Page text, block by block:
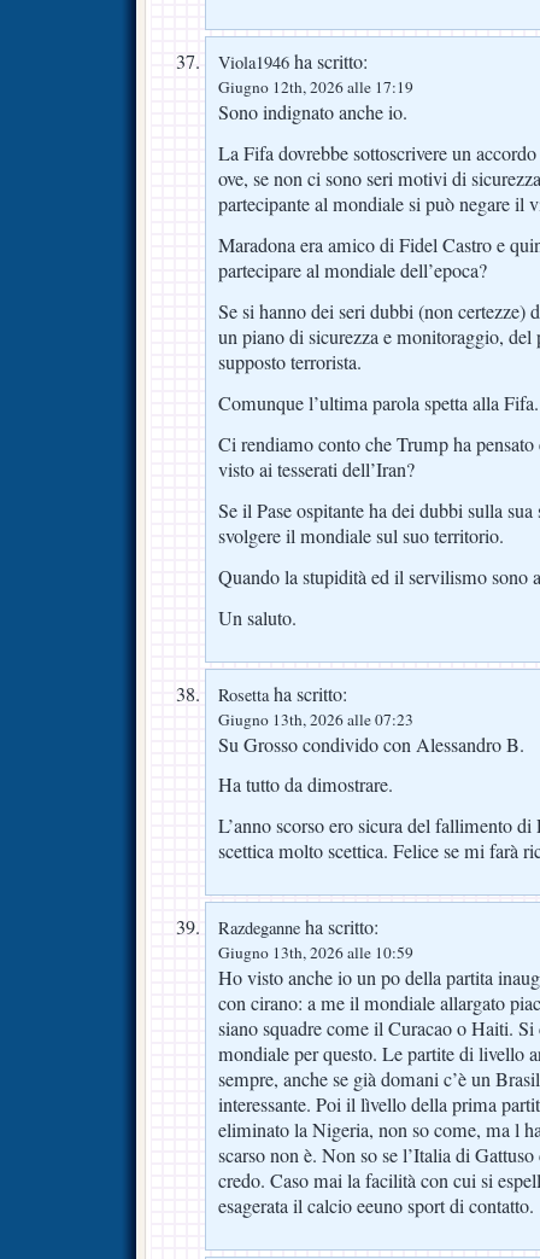
Viola1946 ha scritto:
Giugno 12th, 2026 alle 17:19
Sono indignato anche io.
La Fifa dovrebbe sottoscrivere un
ove, se non ci sono seri motivi di
partecipante al mondiale si può negare il
Maradona era amico di Fidel Castro e
partecipare al mondiale dell’epoca?
Se si hanno dei seri dubbi (non certezze)
un piano di sicurezza e monitoraggio,
supposto terrorista.
Comunque l’ultima parola spetta alla Fifa.
Ci rendiamo conto che Trump ha
visto ai tesserati dell’Iran?
Se il Pase ospitante ha dei dubbi sulla
svolgere il mondiale sul suo territorio.
Quando la stupidità ed il servilismo sono
Un saluto.
Rosettaha scritto:
Giugno 13th, 2026 alle 07:23
Su Grosso condivido con Alessandro B.
Ha tutto da dimostrare.
L’anno scorso ero sicura del fallimento di
scettica molto scettica. Felice se mi farà
Razdeganne ha scritto:
Giugno 13th, 2026 alle 10:59
Ho visto anche io un po della partita
con cirano: a me il mondiale allargato
siano squadre come il Curacao o Haiti.
mondiale per questo. Le partite di livello
sempre, anche se già domani c’è un
interessante. Poi il lìvello della prima
eliminato la Nigeria, non so come, ma l
scarso non è. Non so se l’Italia di
credo. Caso mai la facilità con cui si
esagerata il calcio eeuno sport di contatto.